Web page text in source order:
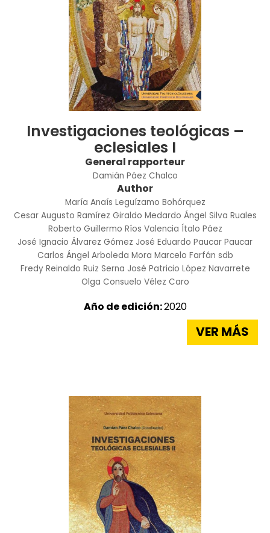
Investigaciones teológicas –
eclesiales I
General rapporteur
Damián Páez Chalco
Author
María Anaís Leguízamo Bohórquez
Cesar Augusto Ramírez Giraldo Medardo Ángel Silva Ruales
Roberto Guillermo Ríos Valencia Ítalo Páez
José Ignacio Álvarez Gómez José Eduardo Paucar Paucar
Carlos Ángel Arboleda Mora Marcelo Farfán sdb
Fredy Reinaldo Ruiz Serna José Patricio López Navarrete
Olga Consuelo Vélez Caro
Año de edición:2020
VER MÁS